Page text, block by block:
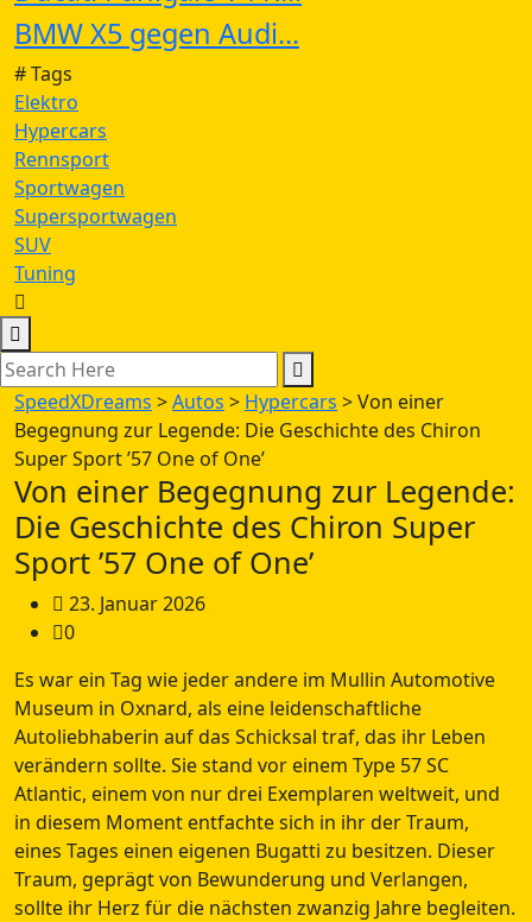
BMW X5 gegen Audi...
# Tags
Elektro
Hypercars
Rennsport
Sportwagen
Supersportwagen
SUV
Tuning
SpeedXDreams >Autos > Hypercars >Von einer
Begegnung zur Legende: Die Geschichte des Chiron
Super Sport ’57 One of One’
Von einer Begegnung zur Legende:
Die Geschichte des Chiron Super
Sport ’57 One of One’
23. Januar 2026
0
Es war ein Tag wie jeder andere im Mullin Automotive
Museum in Oxnard, als eine leidenschaftliche
Autoliebhaberin auf das Schicksal traf, das ihr Leben
verändern sollte. Sie stand vor einem Type 57 SC
Atlantic, einem von nur drei Exemplaren weltweit, und
in diesem Moment entfachte sich in ihr der Traum,
eines Tages einen eigenen Bugatti zu besitzen. Dieser
Traum, geprägt von Bewunderung und Verlangen,
sollte ihr Herz für die nächsten zwanzig Jahre begleiten.